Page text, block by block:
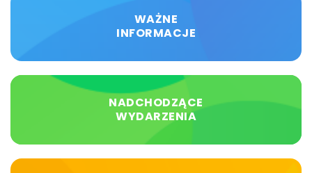
WAŻNE
INFORMACJE
NADCHODZĄCE
WYDARZENIA